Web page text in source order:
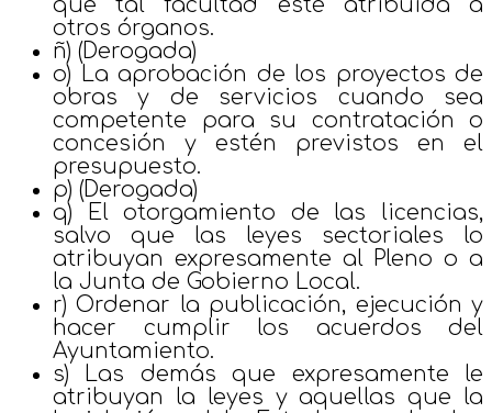
que tal facultad esté atribuida a
otros órganos.
ñ) (Derogada)
o) La aprobación de los proyectos de
obras y de servicios cuando sea
competente para su contratación o
concesión y estén previstos en el
presupuesto.
p) (Derogada)
q) El otorgamiento de las licencias,
salvo que las leyes sectoriales lo
atribuyan expresamente al Pleno o a
la Junta de Gobierno Local.
r) Ordenar la publicación, ejecución y
hacer cumplir los acuerdos del
Ayuntamiento.
s) Las demás que expresamente le
atribuyan la leyes y aquellas que la